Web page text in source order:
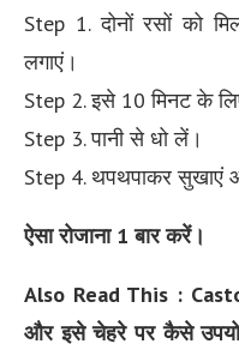
Step 1. दोनों रसों को
लगाएं।
Step 2. इसे 10 मिनट के
Step 3. पानी से धो लें।
Step 4. थपथपाकर सुखाएं
ऐसा रोजाना 1 बार करें।
Also Read This :
और इसे चेहरे पर कैसे